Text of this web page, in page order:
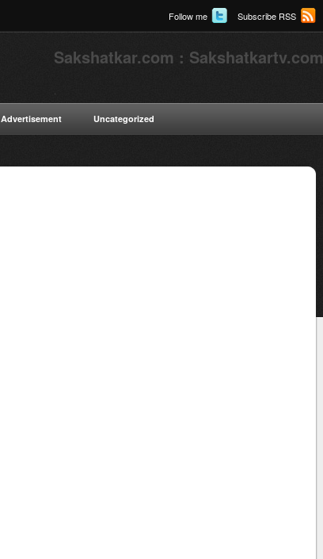
Follow me Subscribe RSS
Sakshatkar.com : Sakshatkartv.com
Advertisement Uncategorized